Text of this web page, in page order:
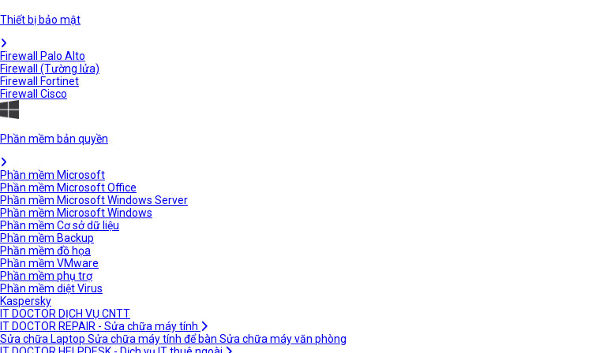
Thiết bị bảo mật
Firewall Palo Alto
Firewall (Tường lửa)
Firewall Fortinet
Firewall Cisco
Phần mềm bản quyền
Phần mềm Microsoft
Phần mềm Microsoft Office
Phần mềm Microsoft Windows Server
Phần mềm Microsoft Windows
Phần mềm Cơ sở dữ liệu
Phần mềm Backup
Phần mềm đồ họa
Phần mềm VMware
Phần mềm phụ trợ
Phần mềm diệt Virus
Kaspersky
IT DOCTOR DỊCH VỤ CNTT
IT DOCTOR REPAIR - Sửa chữa máy tính
Sửa chữa Laptop Sửa chữa máy tính để bàn Sửa chữa máy văn phòng